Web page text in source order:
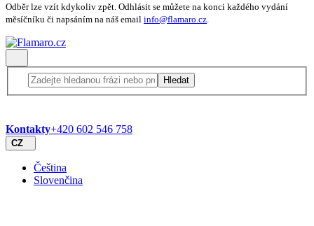
Odběr lze vzít kdykoliv zpět. Odhlásit se můžete na konci každého vydání
měsíčníku či napsáním na náš email info@flamaro.cz.
Hledat
Kontakty+420 602 546 758
CZ
Čeština
Slovenčina